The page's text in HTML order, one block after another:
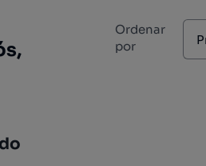
Ordenar
por